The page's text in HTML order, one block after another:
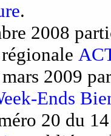
.
2008
2009
Ends
20 du